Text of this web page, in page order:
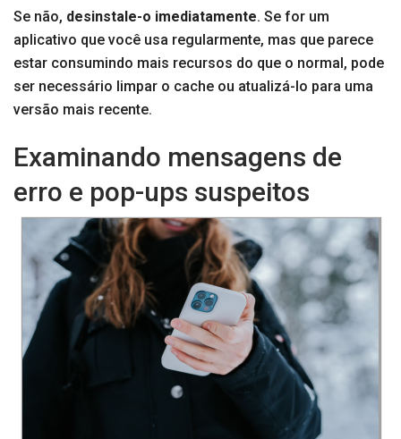
Se não, desinstale-o imediatamente. Se for um
aplicativo que você usa regularmente, mas que parece
estar consumindo mais recursos do que o normal, pode
ser necessário limpar o cache ou atualizá-lo para uma
versão mais recente.
Examinando mensagens de
erro e pop-ups suspeitos